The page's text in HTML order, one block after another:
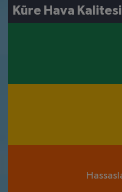
Küre Hava Kalitesi